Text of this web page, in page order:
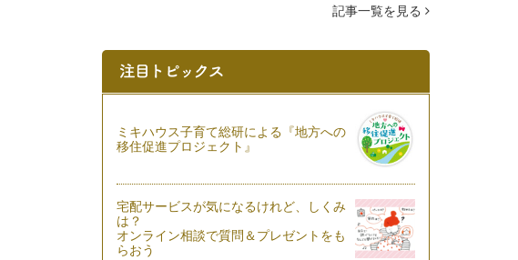
記事一覧を見る
ミキハウス子育て総研による『地方への
移住促進プロジェクト』
宅配サービスが気になるけれど、しくみ
は？
オンライン相談で質問＆プレゼントをも
らおう